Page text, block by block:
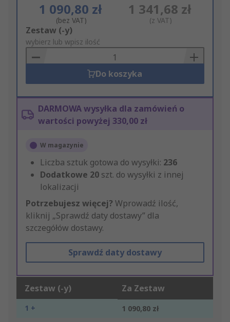
1 090,80 zł
(bez VAT)
1 341,68 zł
(z VAT)
Add
to
Basket
Zestaw (-y)
wybierz lub wpisz ilość
Do koszyka
DARMOWA wysyłka dla zamówień o
wartości powyżej 330,00 zł
W magazynie
Liczba sztuk gotowa do wysyłki: 236
Dodatkowe 20 szt. do wysyłki z innej
lokalizacji
Potrzebujesz więcej? Wprowadź ilość,
kliknij „Sprawdź daty dostawy” dla
szczegółów dostawy.
Sprawdź daty dostawy
Zestaw (-y) Za Zestaw
1 + 1 090,80 zł